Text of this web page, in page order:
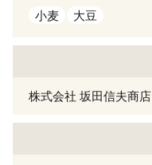
小麦 大豆
株式会社 坂田信夫商店